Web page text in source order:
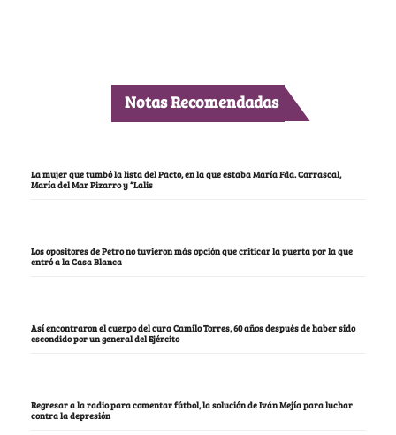
Notas Recomendadas
La mujer que tumbó la lista del Pacto, en la que estaba María Fda. Carrascal,
María del Mar Pizarro y “Lalis
Los opositores de Petro no tuvieron más opción que criticar la puerta por la que
entró a la Casa Blanca
Así encontraron el cuerpo del cura Camilo Torres, 60 años después de haber sido
escondido por un general del Ejército
Regresar a la radio para comentar fútbol, la solución de Iván Mejía para luchar
contra la depresión